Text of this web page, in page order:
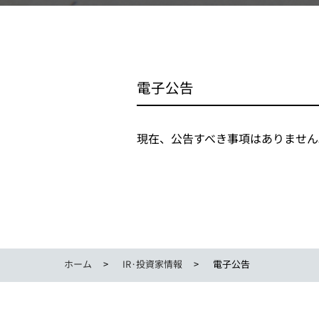
電子公告
現在、公告すべき事項はありませ
ホーム IR·投資家情報 電子公告